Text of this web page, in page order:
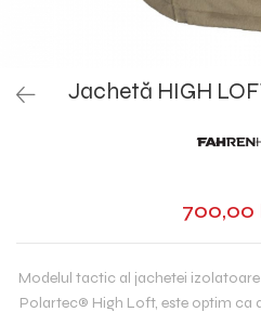
Jachetă HIGH
700,00
Modelul tactic al jachetei
Polartec®️ High Loft, este optim ca